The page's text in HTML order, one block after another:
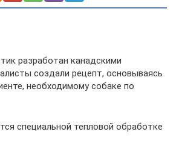
разработан канадскими
создали рецепт, основываясь
необходимому собаке по
специальной тепловой обработке